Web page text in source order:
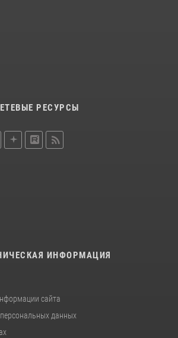
РЕСУРСЫ
ИНФОРМАЦИЯ
сайта
данных